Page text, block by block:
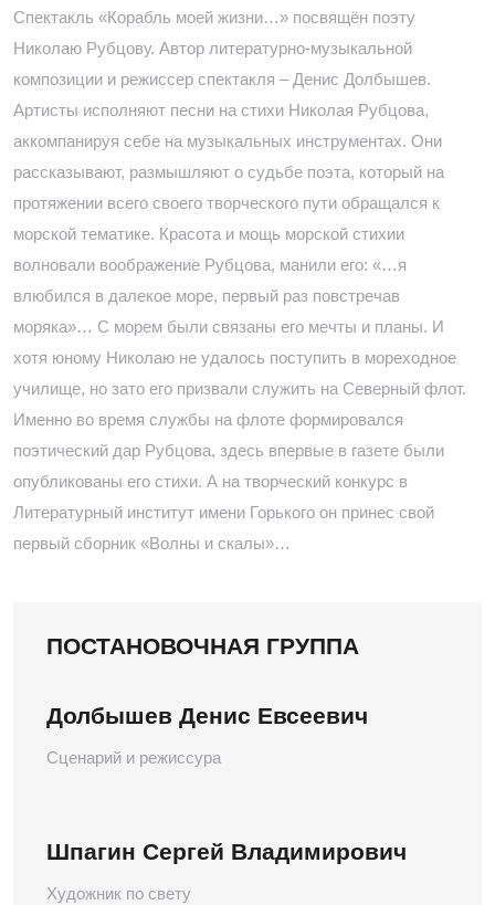
Спектакль «Корабль моей жизни…» посвящён поэту
Николаю Рубцову. Автор литературно-музыкальной
композиции и режиссер спектакля – Денис Долбышев.
Артисты исполняют песни на стихи Николая Рубцова,
аккомпанируя себе на музыкальных инструментах. Они
рассказывают, размышляют о судьбе поэта, который на
протяжении всего своего творческого пути обращался к
морской тематике. Красота и мощь морской стихии
волновали воображение Рубцова, манили его: «…я
влюбился в далекое море, первый раз повстречав
моряка»… С морем были связаны его мечты и планы. И
хотя юному Николаю не удалось поступить в мореходное
училище, но зато его призвали служить на Северный флот.
Именно во время службы на флоте формировался
поэтический дар Рубцова, здесь впервые в газете были
опубликованы его стихи. А на творческий конкурс в
Литературный институт имени Горького он принес свой
первый сборник «Волны и скалы»…
ПОСТАНОВОЧНАЯ ГРУППА
Долбышев Денис Евсеевич
Сценарий и режиссура
Шпагин Сергей Владимирович
Художник по свету